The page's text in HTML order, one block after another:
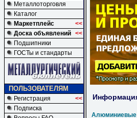
Металлоторговля
Каталог
Маркетплейс
<<
Доска объявлений <<
Подшипники
ГОСТы и стандарты
ПОЛЬЗОВАТЕЛЯМ
Регистрация
<<
Подписка
Алюминиевые